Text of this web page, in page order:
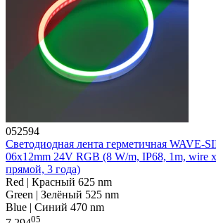
052594
Светодиодная лента герметичная WAVE-
06x12mm 24V RGB (8 W/m, IP68, 1m, wire
прямой, 3 года)
Red | Красный 625 nm
Green | Зелёный 525 nm
Blue | Синий 470 nm
05